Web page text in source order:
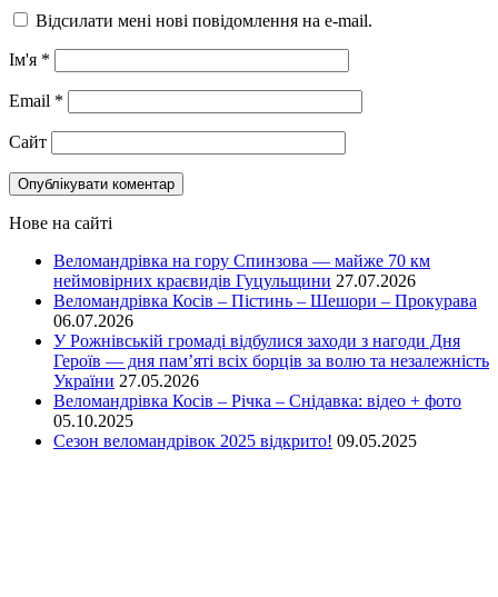
Відсилати мені нові повідомлення на e-mail.
Ім'я *
Email *
Сайт
Нове на сайті
Веломандрівка на гору Спинзова — майже 70 км
неймовірних краєвидів Гуцульщини 27.07.2026
Веломандрівка Косів – Пістинь – Шешори – Прокурава
06.07.2026
У Рожнівській громаді відбулися заходи з нагоди Дня
Героїв — дня пам’яті всіх борців за волю та незалежність
України 27.05.2026
Веломандрівка Косів – Річка – Снідавка: відео + фото
05.10.2025
Сезон веломандрівок 2025 відкрито! 09.05.2025